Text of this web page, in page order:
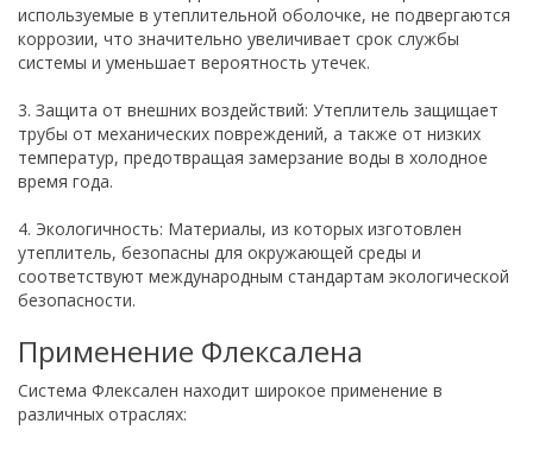
используемые в утеплительной оболочке, не подвергаются
коррозии, что значительно увеличивает срок службы
системы и уменьшает вероятность утечек.
3. Защита от внешних воздействий: Утеплитель защищает
трубы от механических повреждений, а также от низких
температур, предотвращая замерзание воды в холодное
время года.
4. Экологичность: Материалы, из которых изготовлен
утеплитель, безопасны для окружающей среды и
соответствуют международным стандартам экологической
безопасности.
Применение Флексалена
Система Флексален находит широкое применение в
различных отраслях: